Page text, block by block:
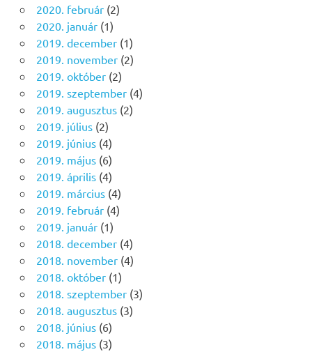
2020. február(2)
2020. január(1)
2019. december(1)
2019. november(2)
2019. október(2)
2019. szeptember(4)
2019. augusztus(2)
2019. július(2)
2019. június(4)
2019. május(6)
2019. április(4)
2019. március(4)
2019. február(4)
2019. január(1)
2018. december(4)
2018. november(4)
2018. október(1)
2018. szeptember(3)
2018. augusztus(3)
2018. június(6)
2018. május(3)